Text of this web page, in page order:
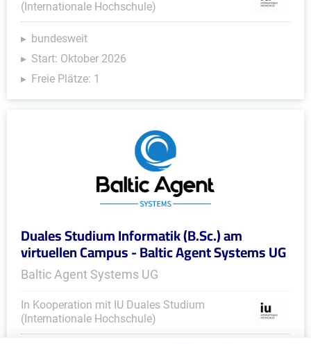
(Internationale Hochschule)
bundesweit
Start: Oktober 2026
Freie Plätze: 1
Duales Studium Informatik (B.Sc.) am
virtuellen Campus - Baltic Agent Systems UG
Baltic Agent Systems UG
In Kooperation mit IU Duales Studium
(Internationale Hochschule)